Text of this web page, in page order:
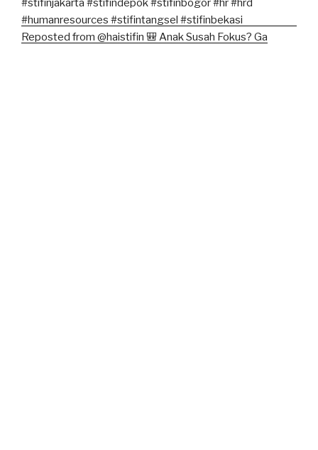
Reposted from @haistifin 🎒 Anak Susah Fokus? Ga